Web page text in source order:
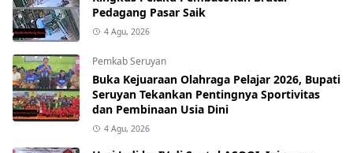
Pedagang Pasar Saik
4 Agu, 2026
Pemkab Seruyan
Buka Kejuaraan Olahraga Pelajar 2026, Bupati
Seruyan Tekankan Pentingnya Sportivitas
dan Pembinaan Usia Dini
4 Agu, 2026